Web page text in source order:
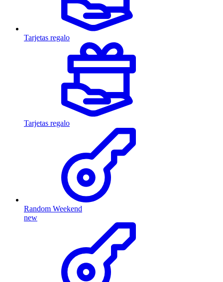
Tarjetas regalo
Tarjetas regalo
Random Weekend
new